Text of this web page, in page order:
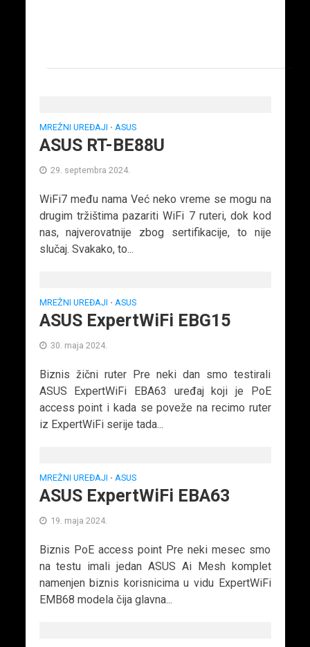
MREŽNI UREĐAJI • ASUS
ASUS RT-BE88U
29. septembra 2024.
WiFi7 među nama Već neko vreme se mogu na
drugim tržištima pazariti WiFi 7 ruteri, dok kod
nas, najverovatnije zbog sertifikacije, to nije
slučaj. Svakako, to...
MREŽNI UREĐAJI • ASUS
ASUS ExpertWiFi EBG15
30. maja 2024.
Biznis žični ruter Pre neki dan smo testirali
ASUS ExpertWiFi EBA63 uređaj koji je PoE
access point i kada se poveže na recimo ruter
iz ExpertWiFi serije tada...
MREŽNI UREĐAJI • ASUS
ASUS ExpertWiFi EBA63
19. maja 2024.
Biznis PoE access point Pre neki mesec smo
na testu imali jedan ASUS Ai Mesh komplet
namenjen biznis korisnicima u vidu ExpertWiFi
EMB68 modela čija glavna...